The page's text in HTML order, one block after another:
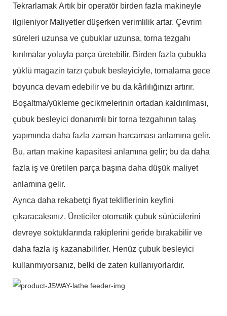
Tekrarlamak Artık bir operatör birden fazla makineyle
ilgileniyor Maliyetler düşerken verimlilik artar. Çevrim
süreleri uzunsa ve çubuklar uzunsa, torna tezgahı
kırılmalar yoluyla parça üretebilir. Birden fazla çubukla
yüklü magazin tarzı çubuk besleyiciyle, tornalama gece
boyunca devam edebilir ve bu da kârlılığınızı artırır.
Boşaltma/yükleme gecikmelerinin ortadan kaldırılması,
çubuk besleyici donanımlı bir torna tezgahının talaş
yapımında daha fazla zaman harcaması anlamına gelir.
Bu, artan makine kapasitesi anlamına gelir; bu da daha
fazla iş ve üretilen parça başına daha düşük maliyet
anlamına gelir.
Ayrıca daha rekabetçi fiyat tekliflerinin keyfini
çıkaracaksınız. Üreticiler otomatik çubuk sürücülerini
devreye soktuklarında rakiplerini geride bırakabilir ve
daha fazla iş kazanabilirler. Henüz çubuk besleyici
kullanmıyorsanız, belki de zaten kullanıyorlardır.